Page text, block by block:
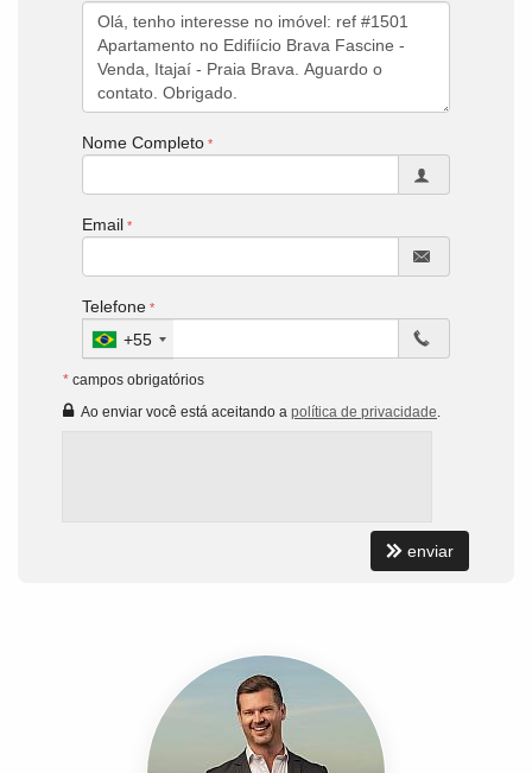
Nome Completo
Email
Telefone
+55
* campos obrigatórios
Ao enviar você está aceitando a política de privacidade
enviar